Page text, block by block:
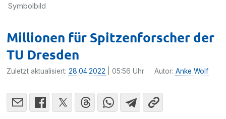
Symbolbild
Millionen für Spitzenforscher der
TU Dresden
Zuletzt aktualisiert:28.04.2022 | 05:56 Uhr Autor:Anke Wolf